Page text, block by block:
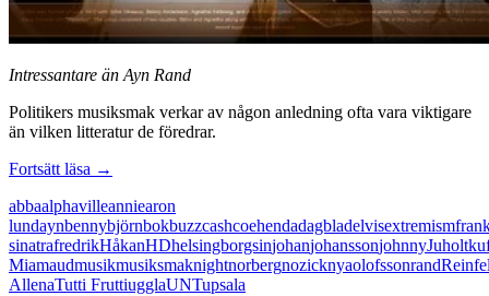
Intressantare än Ayn Rand
Politikers musiksmak verkar av någon anledning ofta vara viktigare
än vilken litteratur de föredrar.
Fortsätt läsa Juholts
intressantare
än
centerextremism
→
abbaalphavilleanniearon
lundaynbennybjörnbokbuzzcashcoehendadagbladelvisextremism
sinatrafredrikHåkanHDhelsingborgsinjohanjohanssonjohnnyJuholt
Miamaudmusikmusiksmaknightnorbergnozicknyaolofssonrand
AllenaTutti FruttiugglaUNTupsala